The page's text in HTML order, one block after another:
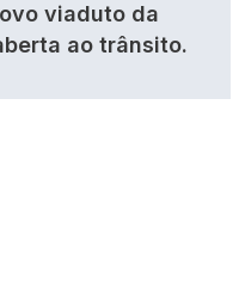
viaduto da
ao trânsito.